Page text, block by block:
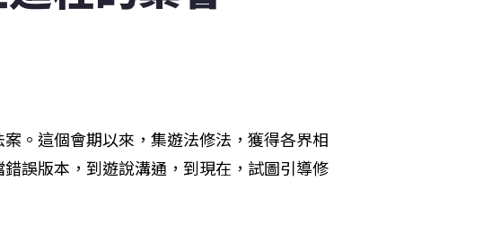
。這個會期以來，集遊法修法，獲得各界相
誤版本，到遊說溝通，到現在，試圖引導修